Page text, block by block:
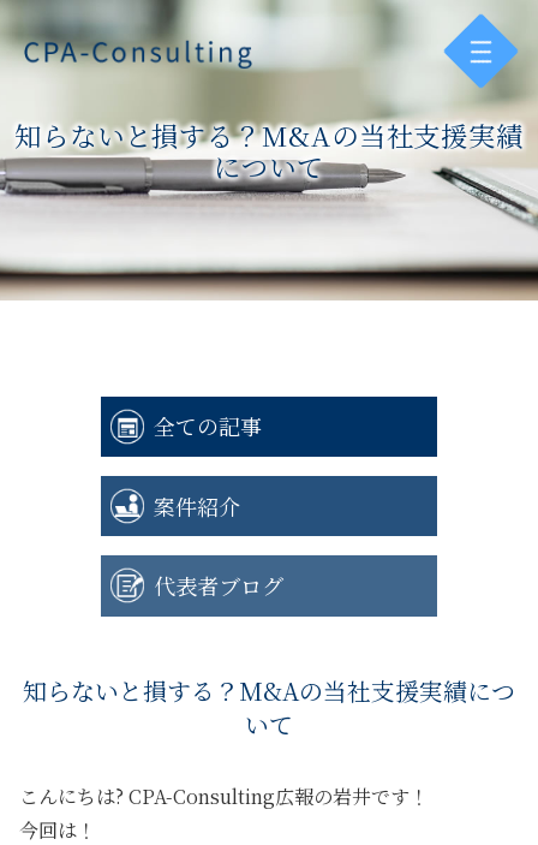
知らないと損する？M&Aの当社支援実績
について
全ての記事
案件紹介
代表者ブログ
知らないと損する？M&Aの当社支援実績につ
いて
こんにちは? CPA-Consulting広報の岩井です！
今回は！